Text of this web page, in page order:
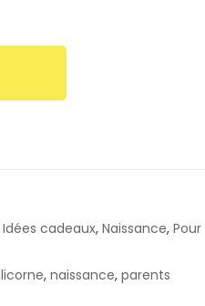
Idées cadeaux, Naissance, Pour
licorne, naissance, parents